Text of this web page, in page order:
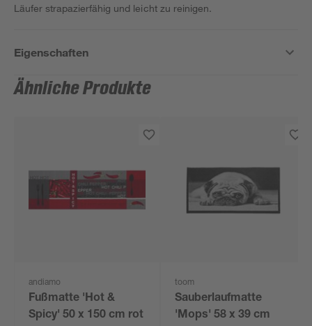
Läufer strapazierfähig und leicht zu reinigen.
Eigenschaften
Ähnliche Produkte
andiamo
Fußmatte 'Hot &
Spicy' 50 x 150 cm rot
toom
Sauberlaufmatte
'Mops' 58 x 39 cm